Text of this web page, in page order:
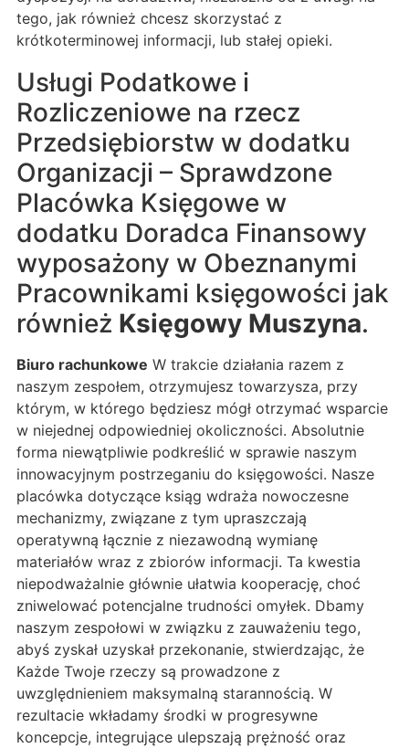
tego, jak również chcesz skorzystać z
krótkoterminowej informacji, lub stałej opieki.
Usługi Podatkowe i
Rozliczeniowe na rzecz
Przedsiębiorstw w dodatku
Organizacji – Sprawdzone
Placówka Księgowe w
dodatku Doradca Finansowy
wyposażony w Obeznanymi
Pracownikami księgowości jak
również Księgowy Muszyna.
Biuro rachunkowe W trakcie działania razem z
naszym zespołem, otrzymujesz towarzysza, przy
którym, w którego będziesz mógł otrzymać wsparcie
w niejednej odpowiedniej okoliczności. Absolutnie
forma niewątpliwie podkreślić w sprawie naszym
innowacyjnym postrzeganiu do księgowości. Nasze
placówka dotyczące ksiąg wdraża nowoczesne
mechanizmy, związane z tym upraszczają
operatywną łącznie z niezawodną wymianę
materiałów wraz z zbiorów informacji. Ta kwestia
niepodważalnie głównie ułatwia kooperację, choć
zniwelować potencjalne trudności omyłek. Dbamy
naszym zespołowi w związku z zauważeniu tego,
abyś zyskał uzyskał przekonanie, stwierdzając, że
Każde Twoje rzeczy są prowadzone z
uwzględnieniem maksymalną starannością. W
rezultacie wkładamy środki w progresywne
koncepcje, integrujące ulepszają prężność oraz